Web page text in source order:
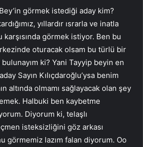
görmek istediği aday kim?
yıllardır ısrarla ve inatla
karşısında görmek istiyor. Ben bu
oturacak olsam bu türlü bir
ki? Yani Tayyip beyin en
Sayın Kılıçdaroğlu’ysa benim
altında olmamı sağlayacak olan şey
Halbuki ben kaybetme
Diyorum ki, telaşlı
isteksizliğini göz arkası
görmemiz lazım falan diyorum. Oo